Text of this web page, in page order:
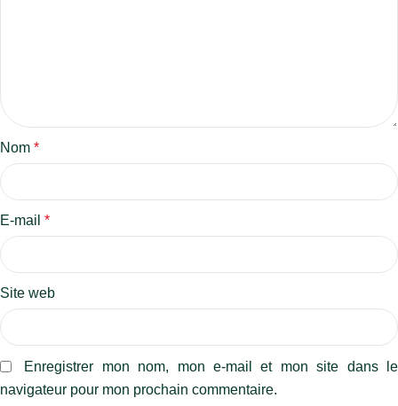
Nom *
E-mail *
Site web
Enregistrer mon nom, mon e-mail et mon site dans le
navigateur pour mon prochain commentaire.